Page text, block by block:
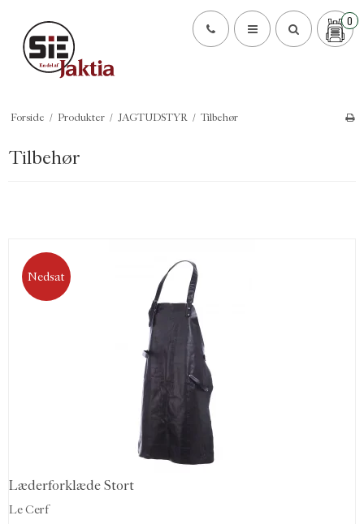
0
Forside / Produkter / JAGTUDSTYR / Tilbehør
Tilbehør
Nedsat
Læderforklæde Stort
Le Cerf